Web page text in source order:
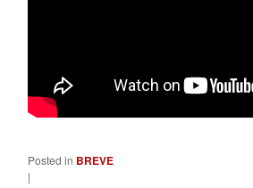
Posted in BREVE
|